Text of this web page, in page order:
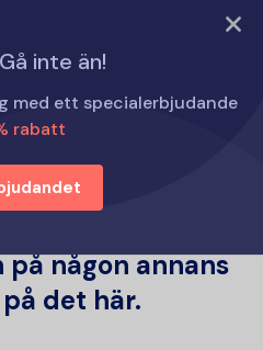
PROVA NU
inte än!
med ett specialerbjudande
rabatt
dig se meddelanden på
på det här.
någon annans
det här.